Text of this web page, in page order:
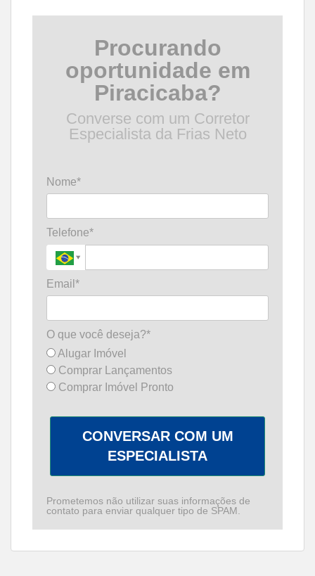
Procurando
oportunidade em
Piracicaba?
Converse com um Corretor
Especialista da Frias Neto
Nome*
Telefone*
Email*
O que você deseja?*
Alugar Imóvel
Comprar Lançamentos
Comprar Imóvel Pronto
CONVERSAR COM UM
ESPECIALISTA
Prometemos não utilizar suas informações de
contato para enviar qualquer tipo de SPAM.